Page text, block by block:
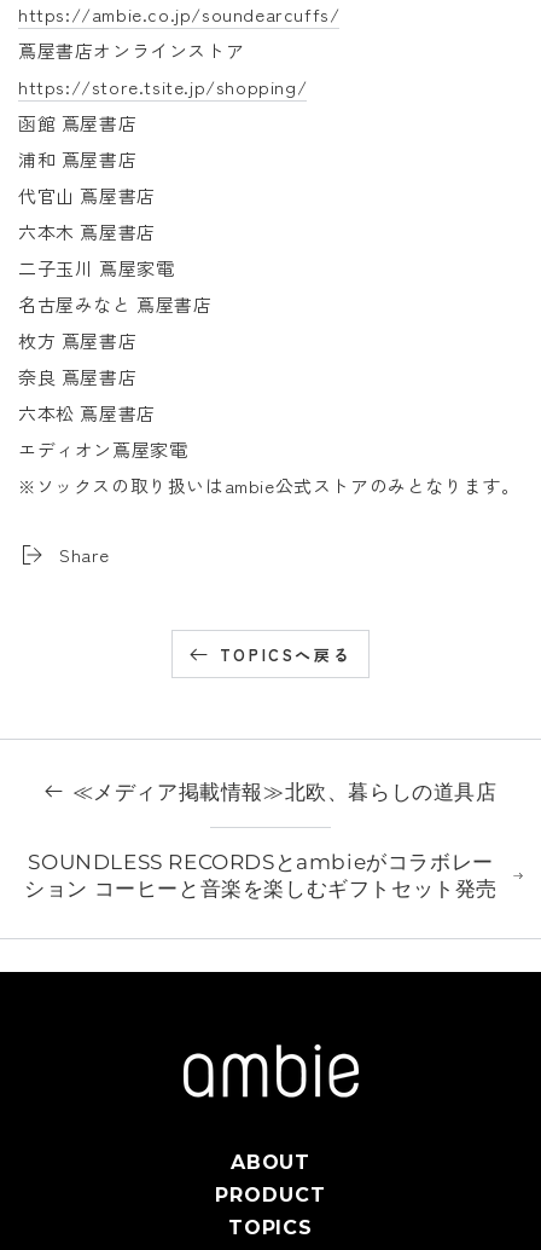
https://ambie.co.jp/soundearcuffs/
蔦屋書店オンラインストア
https://store.tsite.jp/shopping/
函館 蔦屋書店
浦和 蔦屋書店
代官山 蔦屋書店
六本木 蔦屋書店
二子玉川 蔦屋家電
名古屋みなと 蔦屋書店
枚方 蔦屋書店
奈良 蔦屋書店
六本松 蔦屋書店
エディオン蔦屋家電
※ソックスの取り扱いはambie公式ストアのみとなります。
Share
TOPICSへ戻る
≪メディア掲載情報≫北欧、暮らしの道具店
SOUNDLESS RECORDSとambieがコラボレー
ション コーヒーと音楽を楽しむギフトセット発売
ABOUT
PRODUCT
TOPICS